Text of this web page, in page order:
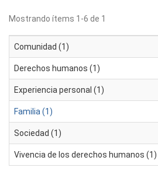
Mostrando ítems 1-6 de 1
Comunidad (1)
Derechos humanos (1)
Experiencia personal (1)
Familia (1)
Sociedad (1)
Vivencia de los derechos humanos (1)